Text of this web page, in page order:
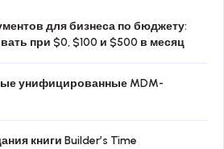
для бизнеса по бюджету:
при $0, $100 и $500 в месяц
унифицированные MDM-
книги Builder’s Time